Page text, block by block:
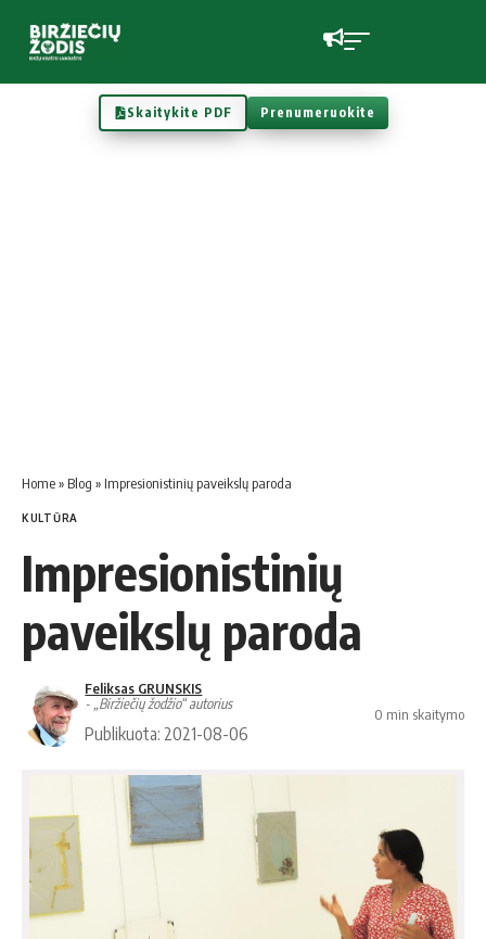
Skaitykite PDF Prenumeruokite
Home» Blog » Impresionistinių paveikslų paroda
KULTŪRA
Impresionistinių
paveikslų paroda
Feliksas GRUNSKIS
- „Biržiečių žodžio“ autorius
Publikuota: 2021-08-06
0 min skaitymo